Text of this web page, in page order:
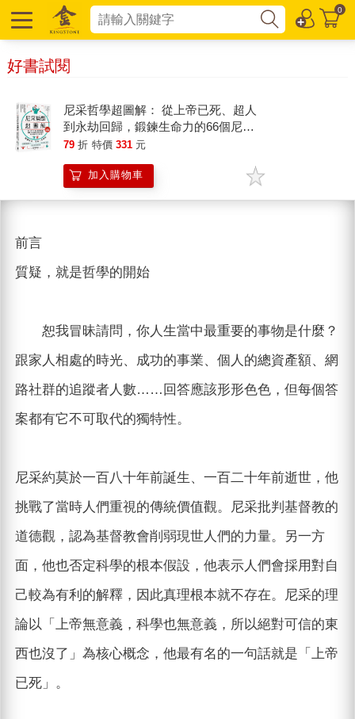
0
好書試閱
尼采哲學超圖解： 從上帝已死、超人
到永劫回歸，鍛鍊生命力的66個尼采
哲思，讓心變強大的終極解方【暢銷紀
79 折 特價 331 元
加入購物車
前言
質疑，就是哲學的開始
恕我冒昧請問，你人生當中最重要的事物是什麼？
跟家人相處的時光、成功的事業、個人的總資產額、網
路社群的追蹤者人數……回答應該形形色色，但每個答
案都有它不可取代的獨特性。
尼采約莫於一百八十年前誕生、一百二十年前逝世，他
挑戰了當時人們重視的傳統價值觀。尼采批判基督教的
道德觀，認為基督教會削弱現世人們的力量。另一方
面，他也否定科學的根本假設，他表示人們會採用對自
己較為有利的解釋，因此真理根本就不存在。尼采的理
論以「上帝無意義，科學也無意義，所以絕對可信的東
西也沒了」為核心概念，他最有名的一句話就是「上帝
已死」。